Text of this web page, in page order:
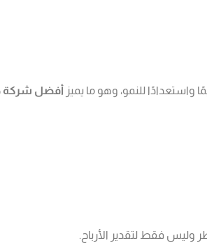
واستعدادًا للنمو، وهو ما يميز أفضل شركة
وليس فقط لتقدير الأرباح.